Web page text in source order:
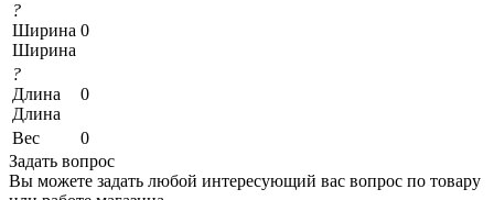
?
Ширина
Ширина
0
?
Длина
Длина
0
Вес
0
Задать вопрос
Вы можете задать любой интересующий вас вопрос по товару